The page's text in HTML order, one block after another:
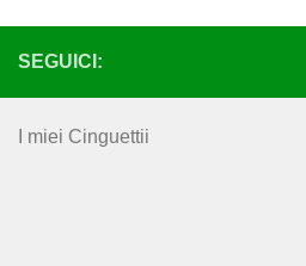
SEGUICI:
I miei Cinguettii